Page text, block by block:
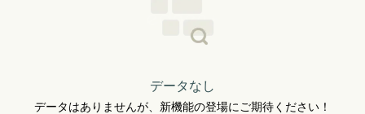
データなし
データはありませんが、新機能の登場にご期待ください！